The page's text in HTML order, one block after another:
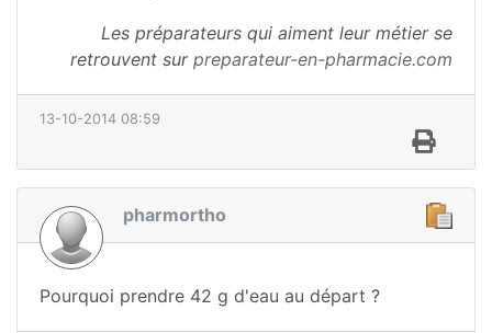
Les préparateurs qui aiment leur métier se
retrouvent sur preparateur-en-pharmacie.com
13-10-2014 08:59
pharmortho
Pourquoi prendre 42 g d'eau au départ ?